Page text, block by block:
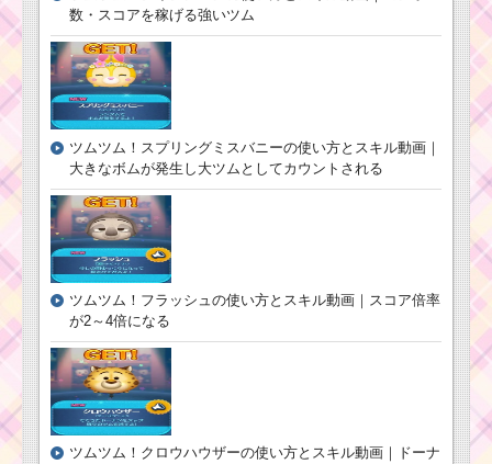
ックアップガチャ！モ
カ・プリン・野獣など
が登場！
ーティーでポイント大
量ゲット方法
方・攻略法・報
数・スコアを稼げる強いツム
ツムツム！スプリングミスバニーの使い方とスキル動画｜
大きなボムが発生し大ツムとしてカウントされる
ツムツム！フラッシュの使い方とスキル動画｜スコア倍率
が2～4倍になる
ツムツム！クロウハウザーの使い方とスキル動画｜ドーナ